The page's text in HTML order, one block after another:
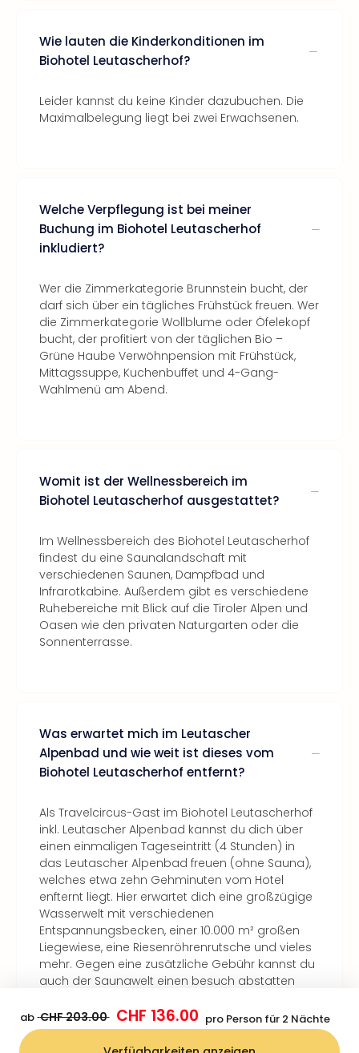
Wie lauten die Kinderkonditionen im
Biohotel Leutascherhof?
Leider kannst du keine Kinder dazubuchen. Die
Maximalbelegung liegt bei zwei Erwachsenen.
Welche Verpflegung ist bei meiner
Buchung im Biohotel Leutascherhof
inkludiert?
Wer die Zimmerkategorie Brunnstein bucht, der
darf sich über ein tägliches Frühstück freuen. Wer
die Zimmerkategorie Wollblume oder Öfelekopf
bucht, der profitiert von der täglichen Bio –
Grüne Haube Verwöhnpension mit Frühstück,
Mittagssuppe, Kuchenbuffet und 4-Gang-
Wahlmenü am Abend.
Womit ist der Wellnessbereich im
Biohotel Leutascherhof ausgestattet?
Im Wellnessbereich des Biohotel Leutascherhof
findest du eine Saunalandschaft mit
verschiedenen Saunen, Dampfbad und
Infrarotkabine. Außerdem gibt es verschiedene
Ruhebereiche mit Blick auf die Tiroler Alpen und
Oasen wie den privaten Naturgarten oder die
Sonnenterrasse.
Was erwartet mich im Leutascher
Alpenbad und wie weit ist dieses vom
Biohotel Leutascherhof entfernt?
Als Travelcircus-Gast im Biohotel Leutascherhof
inkl. Leutascher Alpenbad kannst du dich über
einen einmaligen Tageseintritt (4 Stunden) in
das Leutascher Alpenbad freuen (ohne Sauna),
welches etwa zehn Gehminuten vom Hotel
enfternt liegt. Hier erwartet dich eine großzügige
Wasserwelt mit verschiedenen
Entspannungsbecken, einer 10.000 m² großen
Liegewiese, eine Riesenröhrenrutsche und vieles
mehr. Gegen eine zusätzliche Gebühr kannst du
auch der Saunawelt einen besuch abstatten
Ruhebereichen und mehr entspannen.
ab CHF 203.00 CHF 136.00 pro Person für 2 Nächte